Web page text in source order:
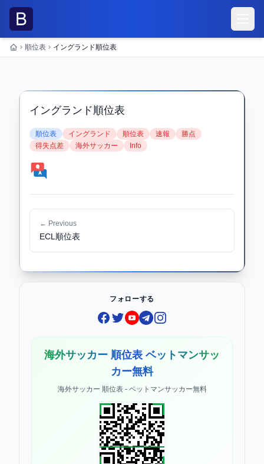
ホーム順位表 イングランド順位表
イングランド順位表
順位表 イングランド 順位表 速報
勝点
得失点差
海外サッカー Info
← Previous
ECL順位表
フォローする
Facebook
TwitterYouTube
Telegram
Instagram
海外サッカー 順位表 ベットマンサッ
カー無料
海外サッカー 順位表 - ベットマンサッカー無料